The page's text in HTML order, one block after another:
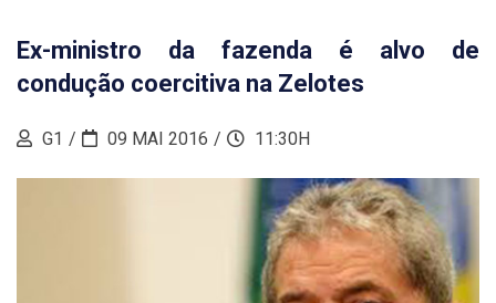
Ex-ministro da fazenda é alvo de
condução coercitiva na Zelotes
G1 09 MAI 2016 11:30H